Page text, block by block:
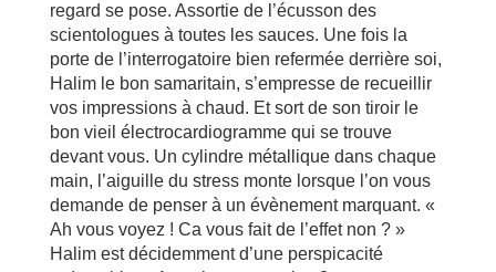
regard se pose. Assortie de l’écusson des
scientologues à toutes les sauces. Une fois la
porte de l’interrogatoire bien refermée derrière soi,
Halim le bon samaritain, s’empresse de recueillir
vos impressions à chaud. Et sort de son tiroir le
bon vieil électrocardiogramme qui se trouve
devant vous. Un cylindre métallique dans chaque
main, l’aiguille du stress monte lorsque l’on vous
demande de penser à un évènement marquant. «
Ah vous voyez ! Ca vous fait de l’effet non ? »
Halim est décidemment d’une perspicacité